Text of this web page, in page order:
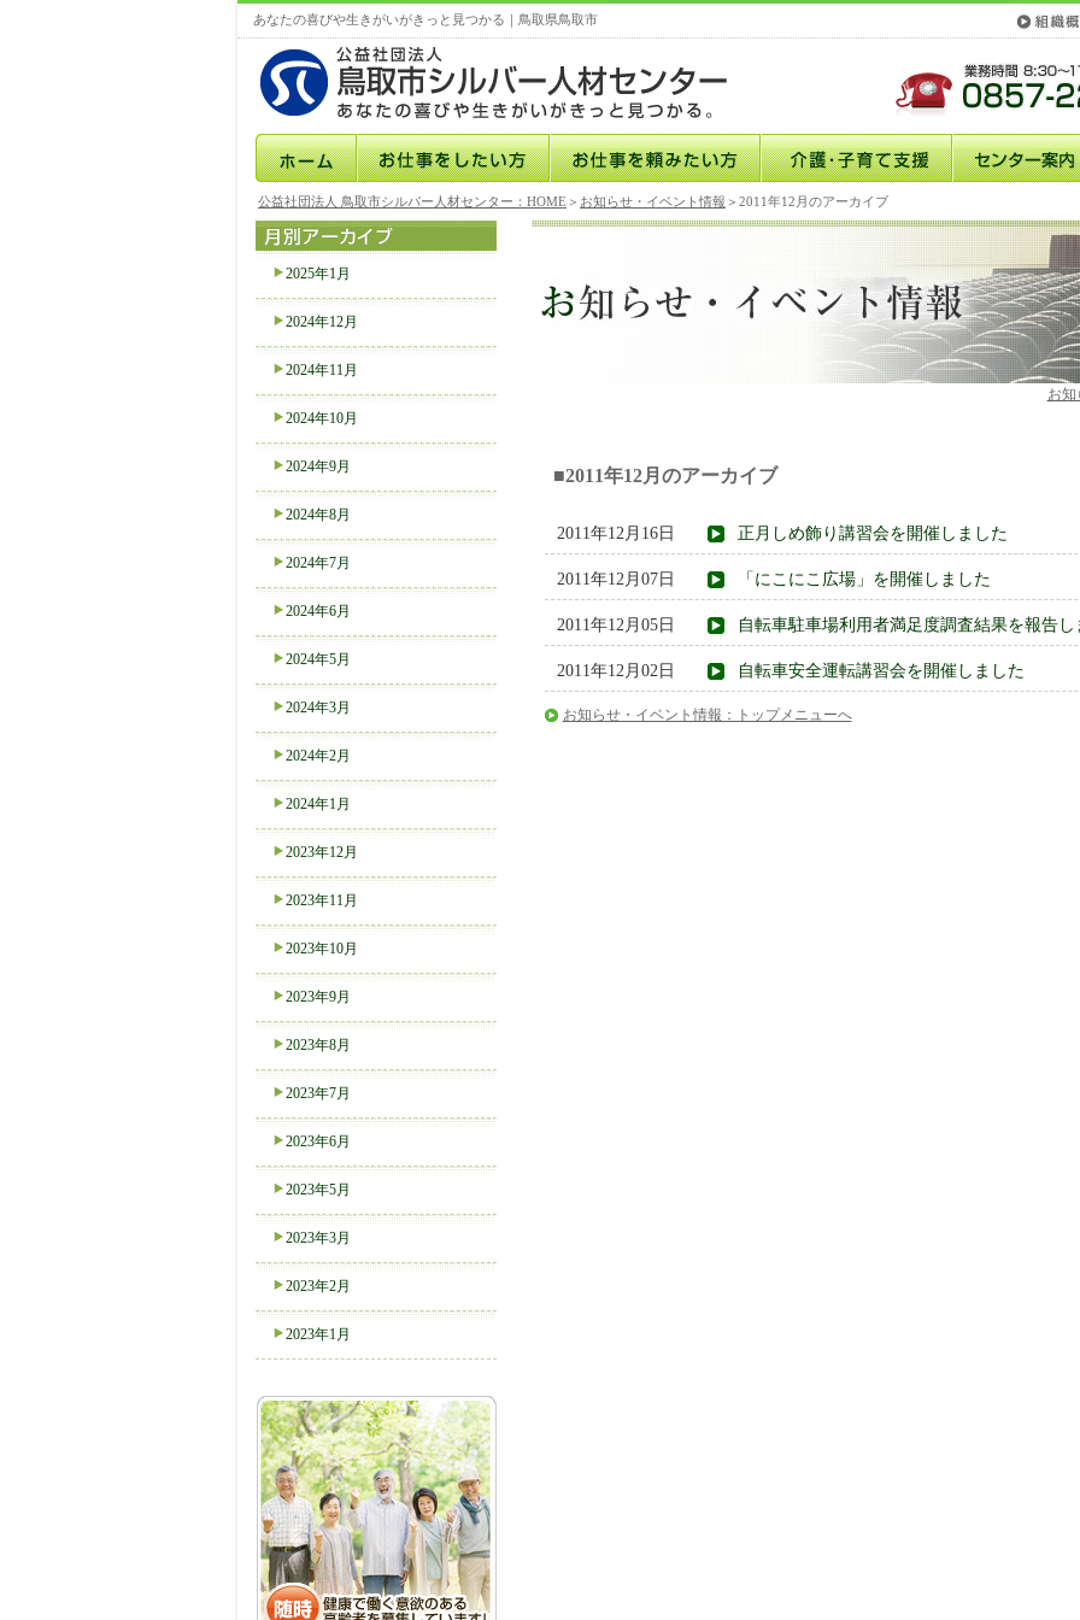
あなたの喜びや生きがいがきっと見つかる｜鳥取県鳥取市
公益社団法人 鳥取市シルバー人材センター：HOME ＞ お知らせ・イベント情報 ＞2011年12月のアーカイブ
お
■2011年12月のアーカイブ
2011年12月16日 正月しめ飾り講習会を開催しました
2011年12月07日 「にこにこ広場」を開催しました
2011年12月05日 自転車駐車場利用者満足度調査結果を報告し
2011年12月02日 自転車安全運転講習会を開催しました
お知らせ・イベント情報：トップメニューへ
2025年1月
2024年12月
2024年11月
2024年10月
2024年9月
2024年8月
2024年7月
2024年6月
2024年5月
2024年3月
2024年2月
2024年1月
2023年12月
2023年11月
2023年10月
2023年9月
2023年8月
2023年7月
2023年6月
2023年5月
2023年3月
2023年2月
2023年1月